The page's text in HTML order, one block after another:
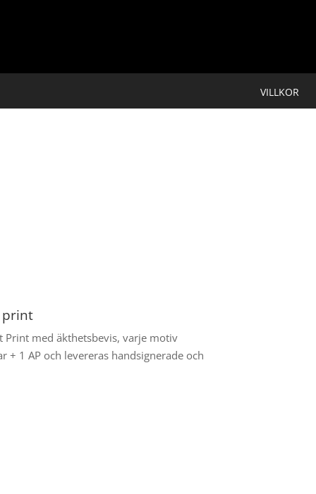
VILLKOR
Print med äkthetsbevis, varje motiv
+ 1 AP och levereras handsignerade och